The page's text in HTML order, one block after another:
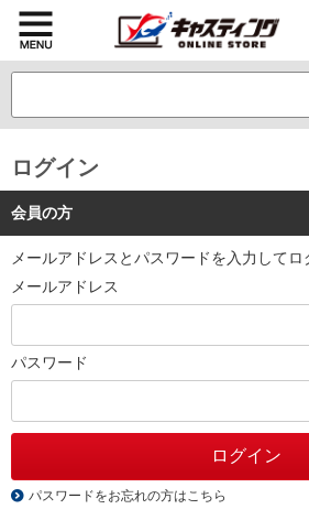
ログイン
会員の方
メールアドレスとパスワードを入力してロ
メールアドレス
パスワード
パスワードをお忘れの方はこちら